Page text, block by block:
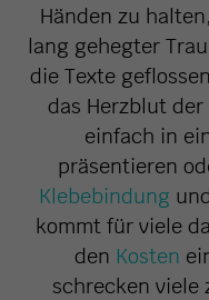
Händen zu
lang gehegter
die Texte
das Herzblut
einfach in
präsentieren
Klebebindung
kommt für viele
den Kosten
schrecken viele